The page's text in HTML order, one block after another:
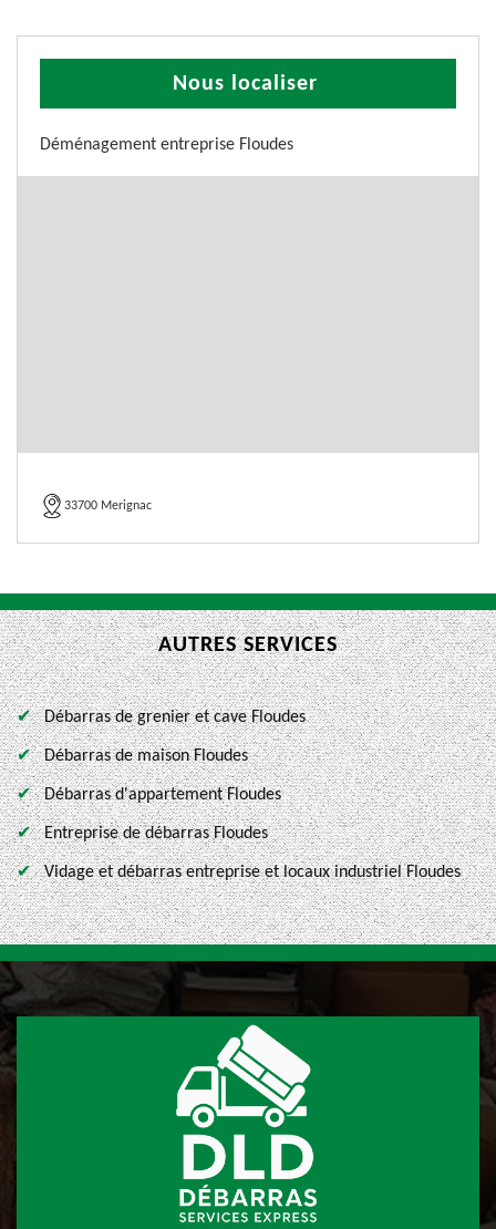
Nous localiser
Déménagement entreprise Floudes
33700 Merignac
AUTRES SERVICES
Débarras de grenier et cave Floudes
Débarras de maison Floudes
Débarras d'appartement Floudes
Entreprise de débarras Floudes
Vidage et débarras entreprise et locaux industriel Floudes